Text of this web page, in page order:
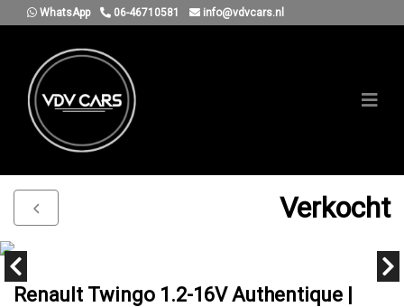
WhatsApp 06-46710581 info@vdvcars.nl
Verkocht
Renault Twingo 1.2-16V Authentique |